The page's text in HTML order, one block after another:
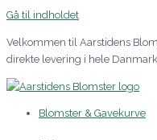
Gå til indholdet
Velkommen til Aarstidens
direkte levering i hele
Blomster & Gavekurve